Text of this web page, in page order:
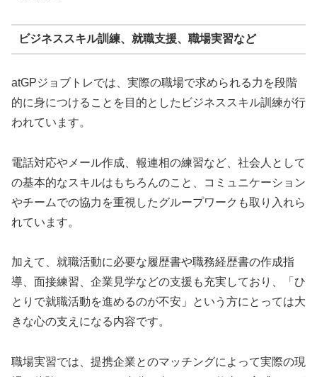
ビジネススキル訓練、就職支援、職場実習など
atGPジョブトレでは、実際の職場で求められる力を段階
的に身につけることを目的としたビジネススキル訓練が行
われています。
電話対応やメール作成、報連相の練習など、社会人として
の基本的なスキルはもちろんのこと、コミュニケーション
やチームでの協力を重視したグループワークも取り入れら
れています。
加えて、就職活動に必要な履歴書や職務経歴書の作成指
導、面接練習、企業見学などの支援も充実しており、「ひ
とりで就職活動を進めるのが不安」という方にとっては大
きな心の支えになる内容です。
職場実習では、提携企業とのマッチングによって実際の現